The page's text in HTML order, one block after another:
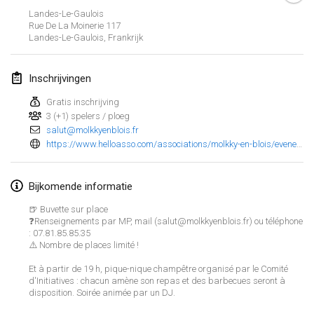
Weergave lijst
Landes-Le-Gaulois
Rue De La Moinerie 117
Landes-Le-Gaulois Frankrijk
Inschrijvingen
Gratis inschrijving
3 (+1) spelers / ploeg
salut@molkkyenblois.fr
Bijkomende informatie
🍺 Buvette sur place
❓Renseignements par MP, mail (salut@molkkyenblois.fr) ou téléphone
: 07.81.85.85.35
⚠️ Nombre de places limité !
Et à partir de 19 h, pique-nique champêtre organisé par le Comité
d'Initiatives : chacun amène son repas et des barbecues seront à
disposition. Soirée animée par un DJ.
februari 2025
US Mölkky Winter
7 feb. 2025
Open des vendanges tardives
8 feb. 2025 |Frankrijk
15 feb. 2025|Frankrijk
SM HalliMölkky - Finnish Championship
15 feb. 2025 Finland
Warm-up EM Indoor
28 feb. 2025|Tsjechië